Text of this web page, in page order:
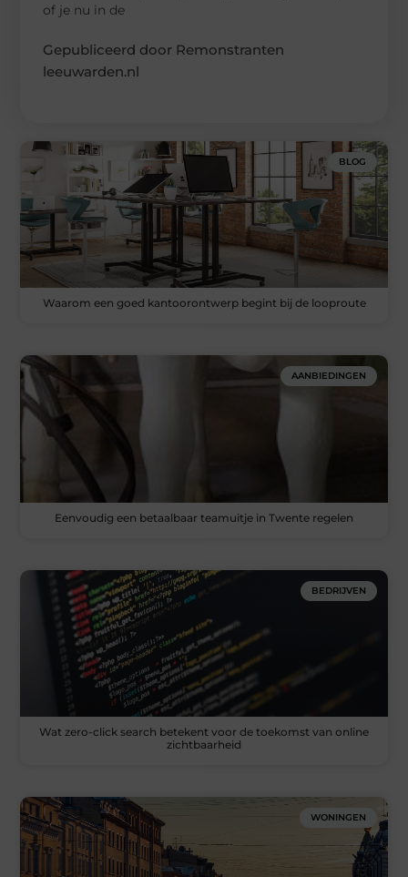
of je nu in de
Gepubliceerd door Remonstranten
leeuwarden.nl
BLOG
Waarom een goed kantoorontwerp begint bij de looproute
AANBIEDINGEN
Eenvoudig een betaalbaar teamuitje in Twente regelen
BEDRIJVEN
Wat zero-click search betekent voor de toekomst van online
zichtbaarheid
WONINGEN